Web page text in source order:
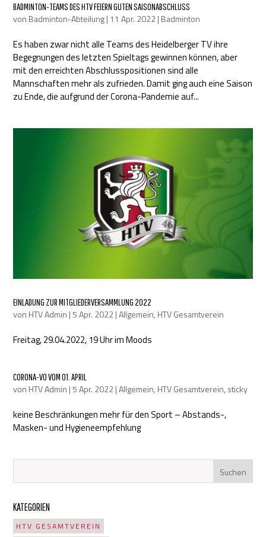
BADMINTON-TEAMS DES HTV FEIERN GUTEN SAISONABSCHLUSS
von Badminton-Abteilung| 11 Apr. 2022| Badminton
Es haben zwar nicht alle Teams des Heidelberger TV ihre
Begegnungen des letzten Spieltags gewinnen können, aber
mit den erreichten Abschlusspositionen sind alle
Mannschaften mehr als zufrieden. Damit ging auch eine Saison
zu Ende, die aufgrund der Corona-Pandemie auf...
EINLADUNG ZUR MITGLIEDERVERSAMMLUNG 2022
von HTV Admin |5 Apr. 2022|Allgemein, HTV Gesamtverein
Freitag, 29.04.2022, 19 Uhr im Moods
CORONA-VO VOM 01. APRIL
von HTV Admin |5 Apr. 2022|Allgemein, HTV Gesamtverein, sticky
keine Beschränkungen mehr für den Sport – Abstands-,
Masken- und Hygieneempfehlung
KATEGORIEN
HTV GESAMTVEREIN